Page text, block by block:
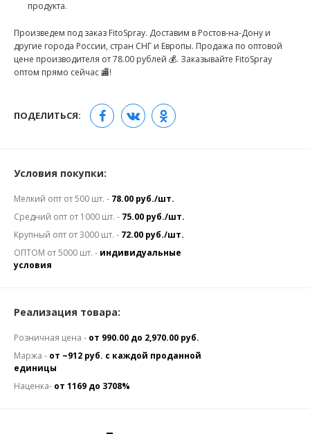
продукта.
Произведем под заказ FitoSpray. Доставим в Ростов-на-Дону и
другие города России, стран СНГ и Европы. Продажа по оптовой
цене производителя от 78.00 рублей 💰. Заказывайте FitoSpray
оптом прямо сейчас 🏬!
ПОДЕЛИТЬСЯ:
Условия покупки:
Мелкий опт от 500 шт. - 78.00 руб./шт.
Средний опт от 1000 шт. - 75.00 руб./шт.
Крупный опт от 3000 шт. - 72.00 руб./шт.
ОПТОМ от 5000 шт. - индивидуальные
условия
Реализация товара:
Розничная цена - от 990.00 до 2,970.00 руб.
Маржа - от ~912 руб. с каждой проданной
единицы
Наценка- от 1169 до 3708%